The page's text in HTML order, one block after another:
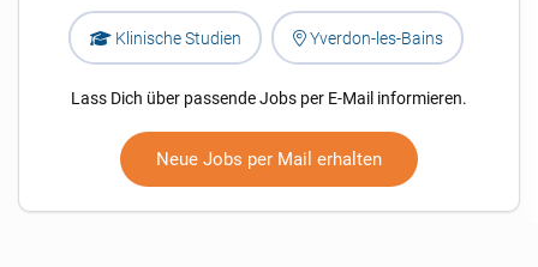
Klinische Studien Yverdon-les-Bains
Lass Dich über passende Jobs per E-Mail informieren.
Neue Jobs per Mail erhalten